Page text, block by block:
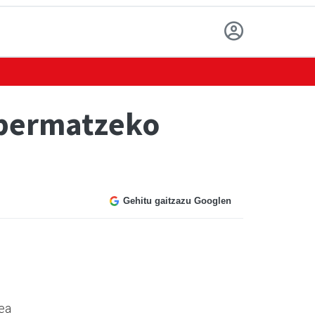
Gehitu gaitzazu Googlen